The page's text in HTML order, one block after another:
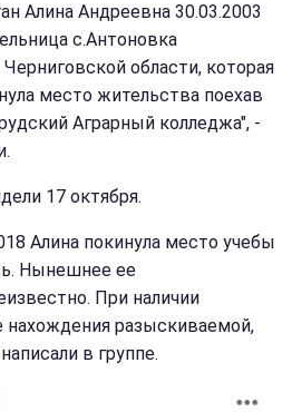
Алина Андреевна 30.03.2003
с.Антоновка
Черниговской области, которая
место жительства поехав
Аграрный колледжа", -
17 октября.
Алина покинула место учебы
Нынешнее ее
При наличии
разыскиваемой,
в группе.